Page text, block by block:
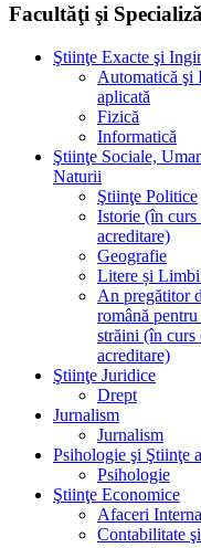
Facultăţi şi
Ştiinţe Exacte şi
Automatică şi
aplicată
Fizică
Informatică
Ştiinţe Sociale,
Naturii
Ştiinţe Politice
Istorie (în curs
acreditare)
Geografie
Litere și
An pregătitor
română
străini (în curs
acreditare)
Ştiinţe Juridice
Drept
Jurnalism
Jurnalism
Psihologie şi Ştiinţe
Psihologie
Ştiinţe Economice
Afaceri
Contabilitate